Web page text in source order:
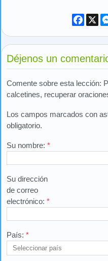
X
Déjenos un
Comente sobre esta lección:
calcetines, recuperar
Los campos marcados con
obligatorio.
Su nombre: *
Su dirección
de correo
electrónico: *
País: *